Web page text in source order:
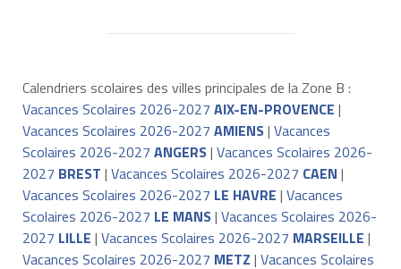
Calendriers scolaires des villes principales de la Zone B :
Vacances Scolaires 2026-2027 AIX-EN-PROVENCE |
Vacances Scolaires 2026-2027 AMIENS| Vacances
Scolaires 2026-2027 ANGERS| Vacances Scolaires 2026-
2027 BREST | Vacances Scolaires 2026-2027 CAEN |
Vacances Scolaires 2026-2027 LE HAVRE | Vacances
Scolaires 2026-2027 LE MANS| Vacances Scolaires 2026-
2027 LILLE | Vacances Scolaires 2026-2027 MARSEILLE |
Vacances Scolaires 2026-2027 METZ | Vacances Scolaires